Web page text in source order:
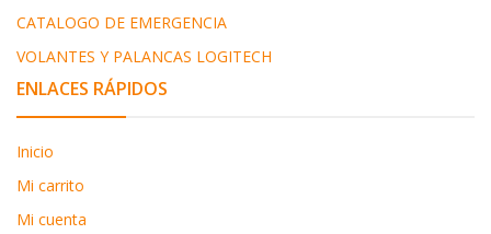
CATALOGO DE EMERGENCIA
VOLANTES Y PALANCAS LOGITECH
ENLACES RÁPIDOS
Inicio
Mi carrito
Mi cuenta